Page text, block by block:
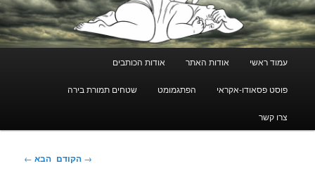
עמוד ראשי אודות האתר אודות הכותבים
פוסט פסאודו-אקראי הפתגמומט שטחים תמורת בירה
צרו קשר
ניווט
→ הקודם הבא ←